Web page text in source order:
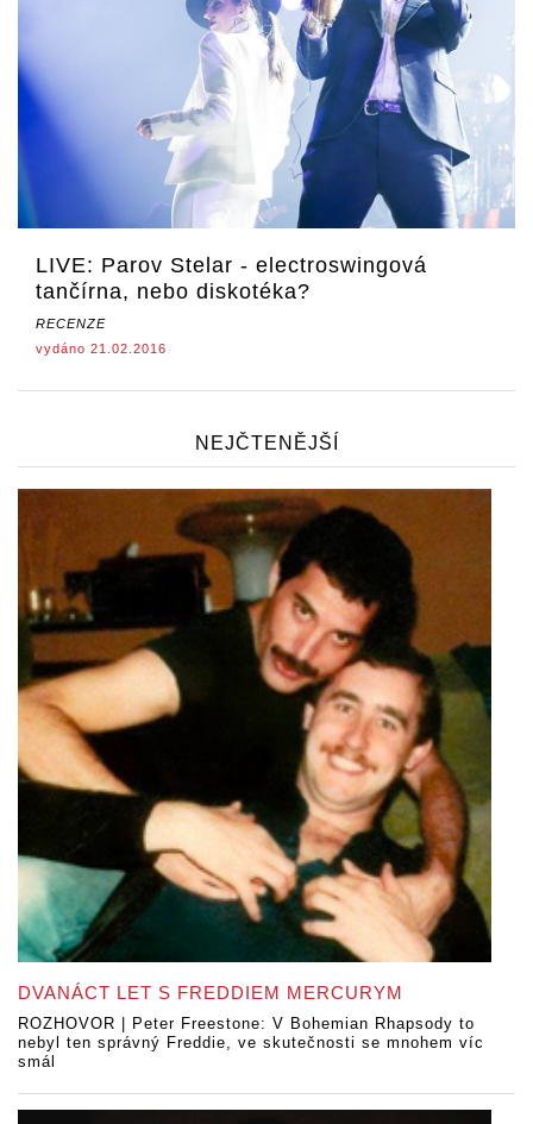
LIVE: Parov Stelar - electroswingová
tančírna, nebo diskotéka?
RECENZE
vydáno 21.02.2016
NEJČTENĚJŠÍ
DVANÁCT LET S FREDDIEM MERCURYM
ROZHOVOR | Peter Freestone: V Bohemian Rhapsody to
nebyl ten správný Freddie, ve skutečnosti se mnohem víc
smál